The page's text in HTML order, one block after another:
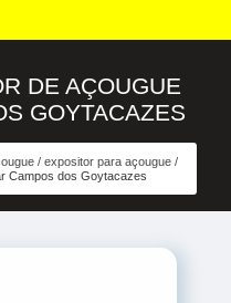
DE AÇOUGUE
GOYTACAZES
expositor para açougue
Campos dos Goytacazes